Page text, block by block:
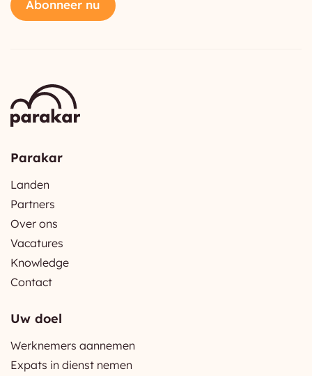
Abonneer nu
Parakar
Landen
Partners
Over ons
Vacatures
Knowledge
Contact
Uw doel
Werknemers aannemen
Expats in dienst nemen